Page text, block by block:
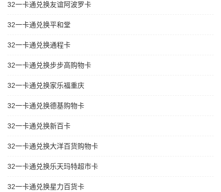
32一卡通兑换友谊阿波罗卡
32一卡通兑换平和堂
32一卡通兑换通程卡
32一卡通兑换步步高购物卡
32一卡通兑换家乐福重庆
32一卡通兑换德基购物卡
32一卡通兑换新百卡
32一卡通兑换大洋百货购物卡
32一卡通兑换乐天玛特超市卡
32一卡通兑换星力百货卡